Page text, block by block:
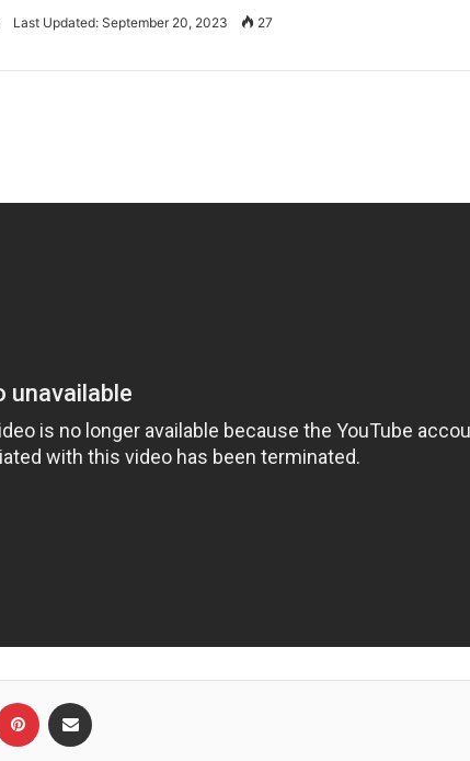
Last Updated: September 20, 2023 27